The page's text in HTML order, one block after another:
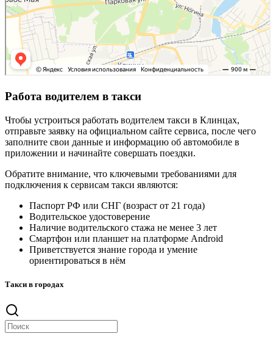
Работа водителем в такси
Чтобы устроиться работать водителем такси в Клинцах,
отправьте заявку на официальном сайте сервиса, после чего
заполните свои данные и информацию об автомобиле в
приложении и начинайте совершать поездки.
Обратите внимание, что ключевыми требованиями для
подключения к сервисам такси являются:
Паспорт РФ или СНГ (возраст от 21 года)
Водительское удостоверение
Наличие водительского стажа не менее 3 лет
Смартфон или планшет на платформе Android
Приветствуется знание города и умение
ориентироваться в нём
Такси в городах